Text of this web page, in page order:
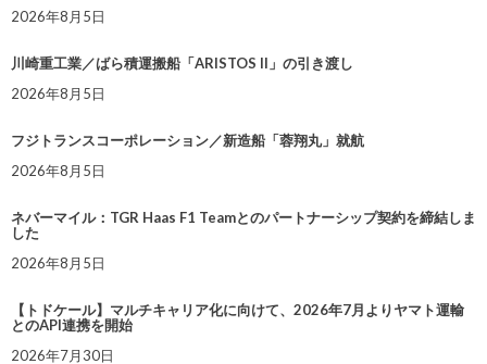
2026年8月5日
川崎重工業／ばら積運搬船「ARISTOS II」の引き渡し
2026年8月5日
フジトランスコーポレーション／新造船「蓉翔丸」就航
2026年8月5日
ネバーマイル：TGR Haas F1 Teamとのパートナーシップ契約を締結しま
した
2026年8月5日
【トドケール】マルチキャリア化に向けて、2026年7月よりヤマト運輸
とのAPI連携を開始
2026年7月30日